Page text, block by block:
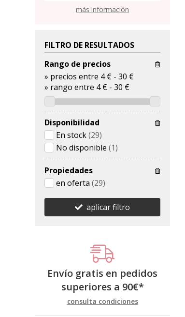
más información
FILTRO DE RESULTADOS
Rango de precios
» precios entre 4 € - 30 €
» rango entre 4€ - 30 €
Disponibilidad
En stock(29)
No disponible (1)
Propiedades
en oferta (29)
aplicar filtro
Envío gratis en pedidos
superiores a 90€*
consulta condiciones